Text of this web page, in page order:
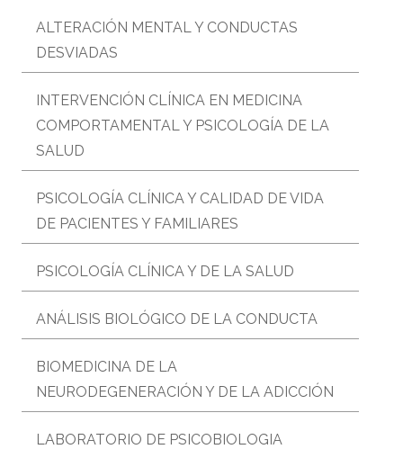
ALTERACIÓN MENTAL Y CONDUCTAS
DESVIADAS
INTERVENCIÓN CLÍNICA EN MEDICINA
COMPORTAMENTAL Y PSICOLOGÍA DE LA
SALUD
PSICOLOGÍA CLÍNICA Y CALIDAD DE VIDA
DE PACIENTES Y FAMILIARES
PSICOLOGÍA CLÍNICA Y DE LA SALUD
ANÁLISIS BIOLÓGICO DE LA CONDUCTA
BIOMEDICINA DE LA
NEURODEGENERACIÓN Y DE LA ADICCIÓN
LABORATORIO DE PSICOBIOLOGIA